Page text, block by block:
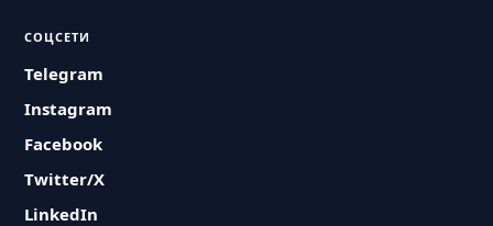
СОЦСЕТИ
Telegram
Instagram
Facebook
Twitter/X
LinkedIn